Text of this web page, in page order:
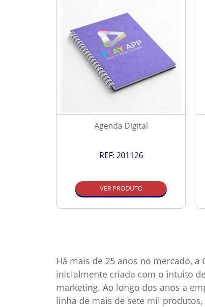
Agenda Digital
REF: 201126
VER PRODUTO
Há mais de 25 anos no mercado,
inicialmente criada com o intuito
marketing. Ao longo dos anos a
linha de mais de sete mil